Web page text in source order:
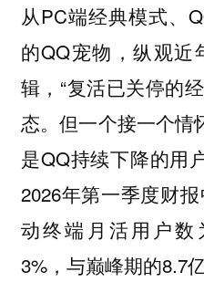
从PC端经典模式、
的QQ宠物，纵观近
辑，“复活已关停的
态。但一个接一个情
是QQ持续下降的用
2026年第一季度财
动终端月活用户数
3%，与巅峰期的8.7